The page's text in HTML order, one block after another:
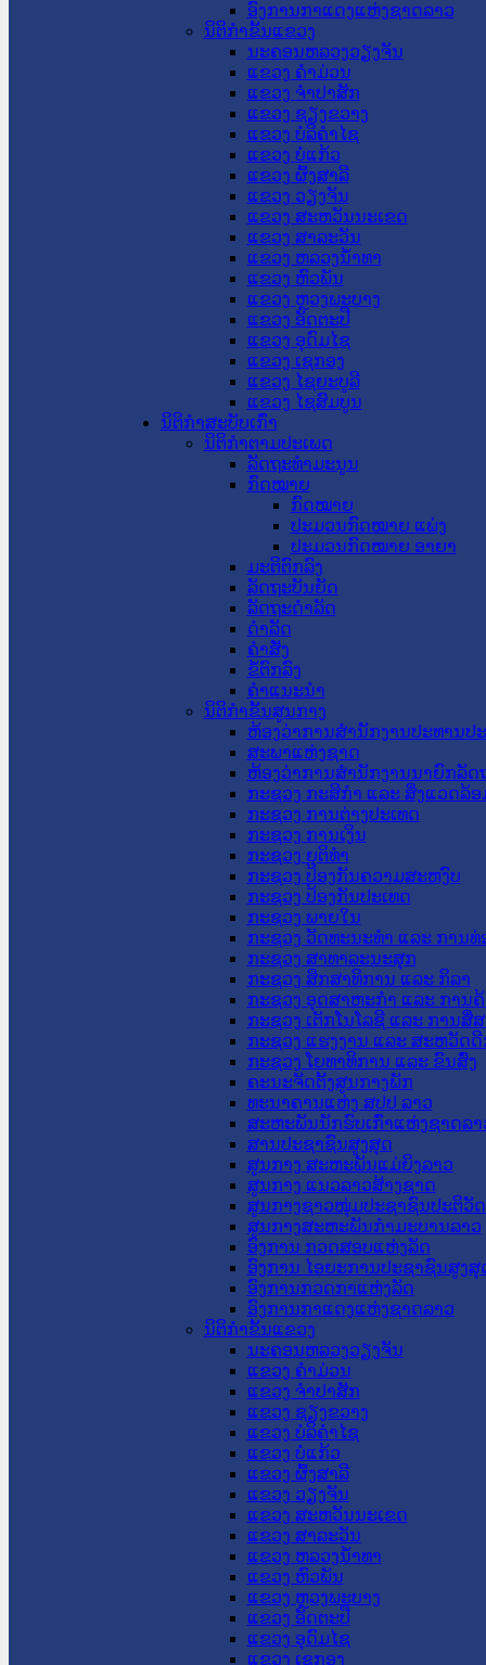
ອົງການກາແດງແຫ່ງຊາດລາວ
ນິຕິກໍາຂັ້ນແຂວງ
ນະ​ຄອນ​ຫລວງວຽງຈັນ
ແຂວງ ຄໍາມ່ວນ
ແຂວງ ຈໍາປາສັກ
ແຂວງ ຊຽງຂວາງ
ແຂວງ ບໍລິຄໍາໄຊ
ແຂວງ ບໍ່ແກ້ວ
ແຂວງ ຜົ້ງສາລີ
ແຂວງ ວຽງຈັນ
ແຂວງ ສະຫວັນນະເຂດ
ແຂວງ ສາລະວັນ
ແຂວງ ຫລວງນໍ້າທາ
ແຂວງ ຫົວພັນ
ແຂວງ ຫຼວງພະບາງ
ແຂວງ ອັດຕະປື
ແຂວງ ອຸດົມໄຊ
ແຂວງ ເຊກອງ
ແຂວງ ໄຊຍະບູລີ
ແຂວງ ໄຊສົມບູນ
ນິຕິກໍາສະບັບເກົ່າ
ນິຕິກຳຕາມປະເພດ
ລັດຖະທໍາມະນູນ
ກົດໝາຍ
ກົດໝາຍ
ປະມວນກົດໝາຍ ແພ່ງ
ປະມວນກົດໝາຍ ອາຍາ
ມະຕິຕົກລົງ
ລັດຖະບັນຍັດ
ລັດຖະດໍາລັດ
ດໍາລັດ
ຄໍາສັ່ງ
ຂໍ້ຕົກລົງ
ຄໍາແນະນໍາ
ນິຕິກໍາຂັ້ນສູນກາງ
ຫ້ອງວ່າການສໍານັກງານປະທານປ
ສະພາແຫ່ງຊາດ
ຫ້ອງວ່າການສຳນັກງານນາຍົກລັດ
ກະຊວງ ກະສິກຳ ແລະ ສິ່ງແວດລ້ອ
ກະຊວງ ການຕ່າງປະເທດ
ກະຊວງ ການເງິນ
ກະຊວງ ຍຸຕິທໍາ
ກະຊວງ ປ້ອງກັນຄວາມສະຫງົບ
ກະຊວງ ປ້ອງກັນປະເທດ
ກະຊວງ ພາຍໃນ
ກະຊວງ ວັດທະນະທຳ ແລະ ການທ່
ກະຊວງ ສາທາລະນະສຸກ
ກະຊວງ ສຶກສາທິການ ແລະ ກິລາ
ກະຊວງ ອຸດສາຫະກຳ ແລະ ການຄ້
ກະຊວງ ເຕັກໂນໂລຊີ ແລະ ການສື່
ກະຊວງ ແຮງງານ ແລະ ສະຫວັດ
ກະຊວງ ໂຍທາທິການ ແລະ ຂົນສົ່ງ
ຄະນະຈັດຕັ້ງສູນກາງພັກ
ທະນາຄານແຫ່ງ ສປປ ລາວ
ສະຫະພັນນັກຮົບເກົ່າແຫ່ງຊາດລາ
ສານປະຊາຊົນສູງສຸດ
ສູນກາງ ສະຫະພັນແມ່ຍິງລາວ
ສູນກາງ ແນວລາວສ້າງຊາດ
ສູນກາງຊາວໜຸ່ມປະຊາຊົນປະຕິວັ
ສູນກາງສະຫະພັນກຳມະບານລາວ
ອົງການ ກວດສອບແຫ່ງລັດ
ອົງການ ໄອຍະການປະຊາຊົນສູງສຸ
ອົງການກວດກາແຫ່ງລັດ
ອົງການກາແດງແຫ່ງຊາດລາວ
ນິຕິກໍາຂັ້ນແຂວງ
ນະ​ຄອນ​ຫລວງວຽງຈັນ
ແຂວງ ຄໍາມ່ວນ
ແຂວງ ຈໍາປາສັກ
ແຂວງ ຊຽງຂວາງ
ແຂວງ ບໍລິຄໍາໄຊ
ແຂວງ ບໍ່ແກ້ວ
ແຂວງ ຜົ້ງສາລີ
ແຂວງ ວຽງຈັນ
ແຂວງ ສະຫວັນນະເຂດ
ແຂວງ ສາລະວັນ
ແຂວງ ຫລວງນໍ້າທາ
ແຂວງ ຫົວພັນ
ແຂວງ ຫຼວງພະບາງ
ແຂວງ ອັດຕະປື
ແຂວງ ອຸດົມໄຊ
ແຂວງ ເຊກອງ